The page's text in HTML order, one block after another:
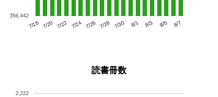
7/18 7/20 7/22 7/24 7/26 7/28 7/30 8/1 8/3 8/5 8/7
356,442
読書冊数
2,222